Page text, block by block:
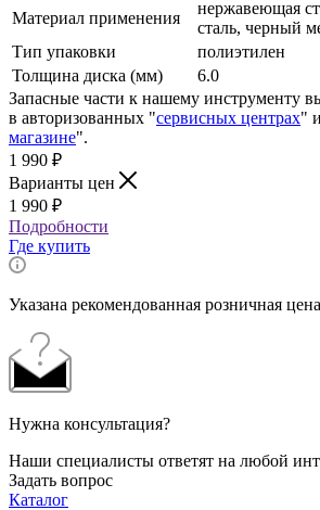
Материал применения
нержавеющая
сталь, черный
Тип упаковки
полиэтилен
Толщина диска (мм)
6.0
Запасные части к нашему инструменту
в авторизованных "сервисных центрах"
магазине".
1 990 ₽
Варианты цен
1 990 ₽
Подробности
Где купить
Указана рекомендованная розничная
Нужна консультация?
Наши специалисты ответят на любой
Задать вопрос
Каталог